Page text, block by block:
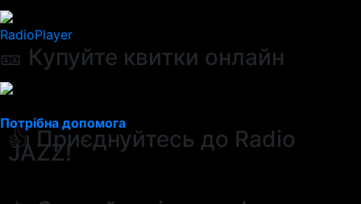
RadioPlayer
🎫 Купуйте квитки онлайн
Потрібна допомога
👍 Приєднуйтесь до Radio
JAZZ!